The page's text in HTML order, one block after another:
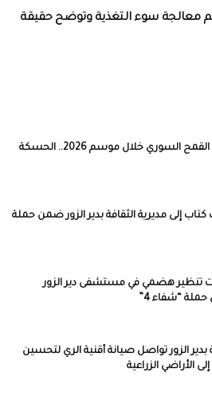
معالجة سوء التغذية وتوضح حقيقة
قفزة في إنتاج القمح السوري خلال موسم 2026.. الحسكة
4 آلاف كتاب إلى مديرية الثقافة بدير الزور ضمن حملة
عمليات تنظير هضمي في مستشفى دير الزور
“شفاء 4”
بدير الزور تواصل صيانة أقنية الري لتحسين
الأراضي الزراعية